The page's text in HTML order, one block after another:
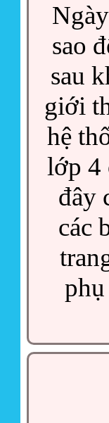
sao
sau
giới
hệ
lớp 4
đây
các